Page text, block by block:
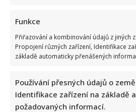
Funkce
Přiřazování a kombinování údajů z jiných
Propojení různých zařízení, Identifikace
základě automaticky přenášených
Používání přesných údajů o
Identifikace zařízení na základě
požadovaných informací.